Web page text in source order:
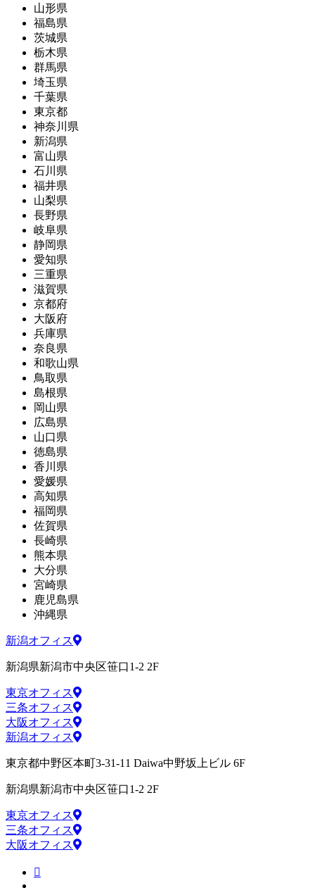
山形県
福島県
茨城県
栃木県
群馬県
埼玉県
千葉県
東京都
神奈川県
新潟県
富山県
石川県
福井県
山梨県
長野県
岐阜県
静岡県
愛知県
三重県
滋賀県
京都府
大阪府
兵庫県
奈良県
和歌山県
鳥取県
島根県
岡山県
広島県
山口県
徳島県
香川県
愛媛県
高知県
福岡県
佐賀県
長崎県
熊本県
大分県
宮崎県
鹿児島県
沖縄県
新潟オフィス
新潟県新潟市中央区笹口1-2 2F
東京オフィス
三条オフィス
大阪オフィス
新潟オフィス
東京都中野区本町3-31-11 Daiwa中野坂上ビル 6F
新潟県新潟市中央区笹口1-2 2F
東京オフィス
三条オフィス
大阪オフィス